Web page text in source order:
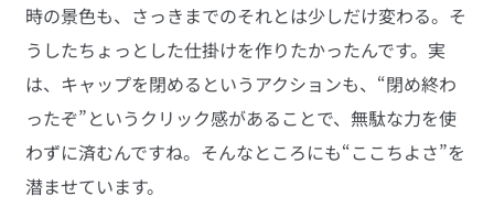
時の景色も、さっきまでのそれとは少しだけ変わる。そ
うしたちょっとした仕掛けを作りたかったんです。実
は、キャップを閉めるというアクションも、“閉め終わ
ったぞ”というクリック感があることで、無駄な力を使
わずに済むんですね。そんなところにも“ここちよさ”を
潜ませています。